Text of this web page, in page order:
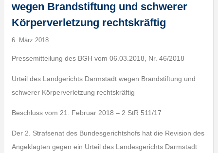
wegen Brandstiftung und schwerer
Körperverletzung rechtskräftig
6. März 2018
Pressemitteilung des BGH vom 06.03.2018, Nr. 46/2018
Urteil des Landgerichts Darmstadt wegen Brandstiftung und
schwerer Körperverletzung rechtskräftig
Beschluss vom 21. Februar 2018 – 2 StR 511/17
Der 2. Strafsenat des Bundesgerichtshofs hat die Revision des
Angeklagten gegen ein Urteil des Landesgerichts Darmstadt